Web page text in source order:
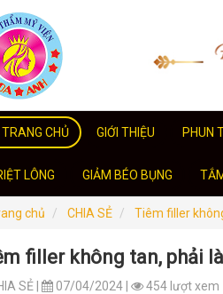
TRANG CHỦ GIỚI THIỆU PHUN
LÔNG GIẢM BÉO BỤNG
chủ CHIA SẺ Tiêm filler
filler không tan, phải
SẺ | 07/04/2024 | 454 lượt xem